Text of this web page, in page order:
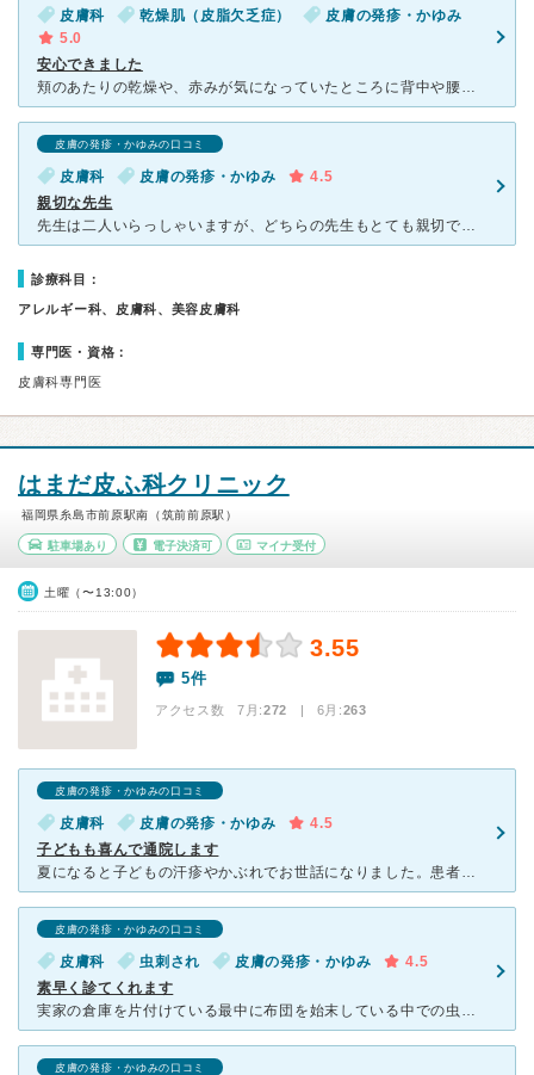
皮膚科 乾燥肌（皮脂欠乏症）
皮膚の発疹・かゆみ
5.0
安心できました
頬のあたりの乾燥や、赤みが気になっていたところに背中や腰までかゆくなってしまったので、受診しました。 新しく綺麗な建物で、中はこじんまりとし明るく清潔感がありました。 先生は二人いて、私は女医さん
皮膚の発疹・かゆみの口コミ
皮膚科 皮膚の発疹・かゆみ
4.5
親切な先生
先生は二人いらっしゃいますが、どちらの先生もとても親切で、丁寧に説明してくれました。こちらの質問にも嫌な顔ひとつせず、答えてくれました。 待ち時間もそんなに長くなく、順番もわかるようになっているので
診療科目：
アレルギー科、皮膚科、美容皮膚科
専門医・資格：
皮膚科専門医
はまだ皮ふ科クリニック
福岡県糸島市前原駅南（筑前前原駅）
駐車場あり 電子決済可 マイナ受付
土曜（〜13:00）
3.55
5件
アクセス数 7月:272 | 6月:263
皮膚の発疹・かゆみの口コミ
皮膚科 皮膚の発疹・かゆみ
4.5
子どもも喜んで通院します
夏になると子どもの汗疹やかぶれでお世話になりました。患者さんはそれなりに多く待つこともありますが、清潔感のある待合室ですし、何よりキッズスペースにあるおもちゃが魅力的で待つことが苦にはなりません。木の
皮膚の発疹・かゆみの口コミ
皮膚科 虫刺され 皮膚の発疹・かゆみ
4.5
素早く診てくれます
実家の倉庫を片付けている最中に布団を始末している中での虫刺されにあい、腕・腹・腿に多数の虫刺されによる赤い直径2センチ程の丸い腫れが出来来院しました。 この病院は、病院前に駐車場がありますので車での
皮膚の発疹・かゆみの口コミ